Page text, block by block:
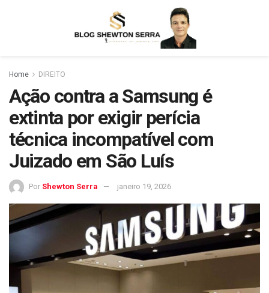
Home DIREITO
Ação contra a Samsung é
extinta por exigir perícia
técnica incompatível com
Juizado em São Luís
Por Shewton Serra janeiro 19, 2026